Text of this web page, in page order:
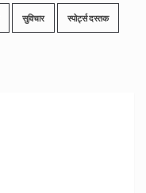
सुविचार स्पोर्ट्स दस्तक